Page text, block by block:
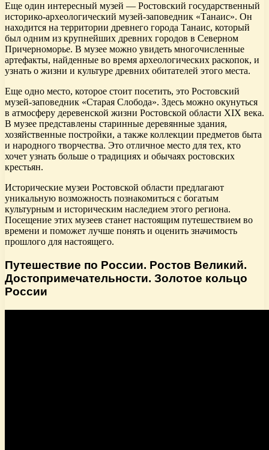
Еще один интересный музей — Ростовский государственный
историко-археологический музей-заповедник «Танаис». Он
находится на территории древнего города Танаис, который
был одним из крупнейших древних городов в Северном
Причерноморье. В музее можно увидеть многочисленные
артефакты, найденные во время археологических раскопок, и
узнать о жизни и культуре древних обитателей этого места.
Еще одно место, которое стоит посетить, это Ростовский
музей-заповедник «Старая Слобода». Здесь можно окунуться
в атмосферу деревенской жизни Ростовской области XIX века.
В музее представлены старинные деревянные здания,
хозяйственные постройки, а также коллекции предметов быта
и народного творчества. Это отличное место для тех, кто
хочет узнать больше о традициях и обычаях ростовских
крестьян.
Исторические музеи Ростовской области предлагают
уникальную возможность познакомиться с богатым
культурным и историческим наследием этого региона.
Посещение этих музеев станет настоящим путешествием во
времени и поможет лучше понять и оценить значимость
прошлого для настоящего.
Путешествие по России. Ростов Великий.
Достопримечательности. Золотое кольцо
России